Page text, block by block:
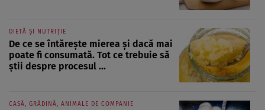
DIETĂ ȘI NUTRIȚIE
De ce se întărește mierea și dacă mai
poate fi consumată. Tot ce trebuie să
știi despre procesul ...
CASĂ, GRĂDINĂ, ANIMALE DE COMPANIE